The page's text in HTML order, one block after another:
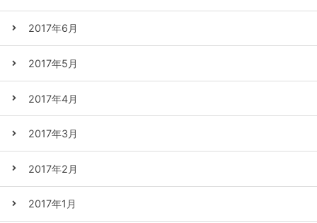
2017年6月
2017年5月
2017年4月
2017年3月
2017年2月
2017年1月